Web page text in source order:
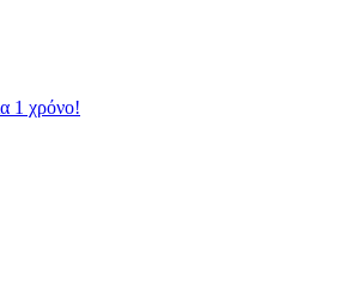
1 χρόνο!